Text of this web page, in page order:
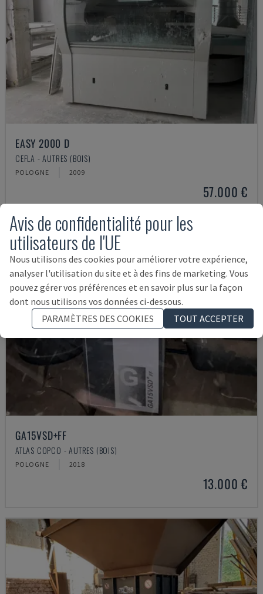
EASY 2000 D
CEFLA - AUTRES (BOIS)
POLOGNE 2009
57.000 €
GA15VSD+FF
ATLAS COPCO - AUTRES (BOIS)
POLOGNE 2018
13.000 €
Avis de confidentialité pour les
utilisateurs de l'UE
Nous utilisons des cookies pour améliorer votre expérience,
analyser l'utilisation du site et à des fins de marketing. Vous
pouvez gérer vos préférences et en savoir plus sur la façon
dont nous utilisons vos données ci-dessous.
PARAMÈTRES DES COOKIES
TOUT ACCEPTER